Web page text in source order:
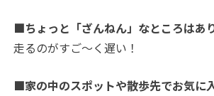
■ちょっと「ざんねん」なところはあ
走るのがすご～く遅い！
■家の中のスポットや散歩先でお気に